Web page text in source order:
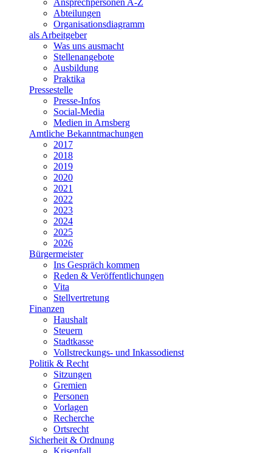
Ansprechpersonen A-Z
Abteilungen
Organisationsdiagramm
als Arbeitgeber
Was uns ausmacht
Stellenangebote
Ausbildung
Praktika
Pressestelle
Presse-Infos
Social-Media
Medien in Arnsberg
Amtliche Bekanntmachungen
2017
2018
2019
2020
2021
2022
2023
2024
2025
2026
Bürgermeister
Ins Gespräch kommen
Reden & Veröffentlichungen
Vita
Stellvertretung
Finanzen
Haushalt
Steuern
Stadtkasse
Vollstreckungs- und Inkassodienst
Politik & Recht
Sitzungen
Gremien
Personen
Vorlagen
Recherche
Ortsrecht
Sicherheit & Ordnung
Krisenfall